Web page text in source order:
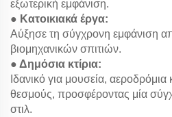
εξωτερική εμφάνιση.
● Κατοικιακά έργα:
Αύξησε τη σύγχρονη εμφάνιση
βιομηχανικών σπιτιών.
● Δημόσια κτίρια:
Ιδανικό για μουσεία, αεροδρόμια
θεσμούς, προσφέροντας μία
στιλ.